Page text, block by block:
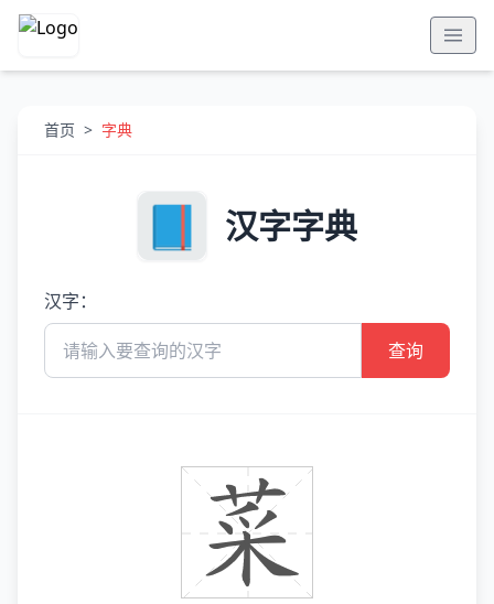
首页 > 字典
汉字字典
汉字：
查询